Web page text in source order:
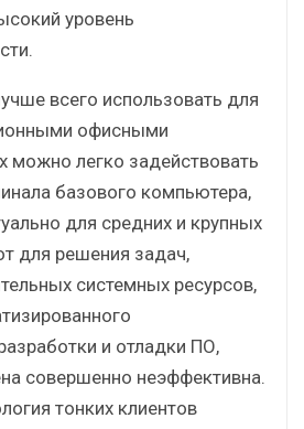
уровень
всего использовать для
офисными
можно легко задействовать
базового компьютера,
для средних и крупных
для решения задач,
системных ресурсов,
и отладки ПО,
совершенно неэффективна.
тонких клиентов